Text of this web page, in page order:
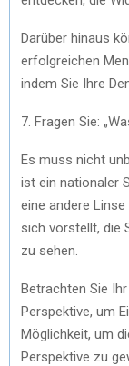
Darüber hinaus
erfolgreichen
indem Sie Ihre
7. Fragen Sie:
Es muss nicht
ist ein nationaler
eine andere
sich vorstellt, die
zu sehen.
Betrachten Sie
Perspektive, um
Möglichkeit, um
Perspektive zu